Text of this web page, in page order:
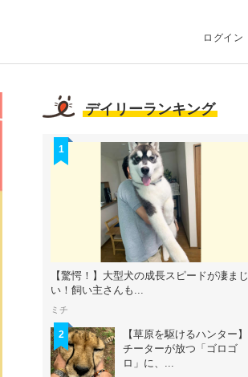
ログイン
デイリーランキング
1
【驚愕！】大型犬の成長スピードが凄まじ
い！飼い主さんも...
ミチ
2
【草原を駆けるハンター】
チーターが放つ「ゴロゴ
ロ」に、...